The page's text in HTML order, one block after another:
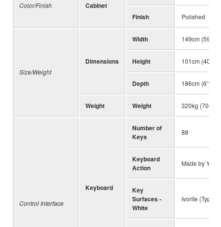
Color/Finish Cabinet
Finish Polished
Size/Weight
Dimensions
Width 149cm (59")
Height 101cm (40")
Depth 186cm (6'1")
Weight Weight 320kg
Control Interface
Keyboard
Number of
Keys
88
Keyboard
Action
Made by
Key
Surfaces -
White
Ivorite (Type